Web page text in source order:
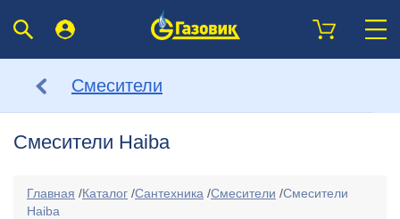
Смесители
Смесители Haiba
Главная /Каталог /Сантехника /Смесители /Смесители
Haiba